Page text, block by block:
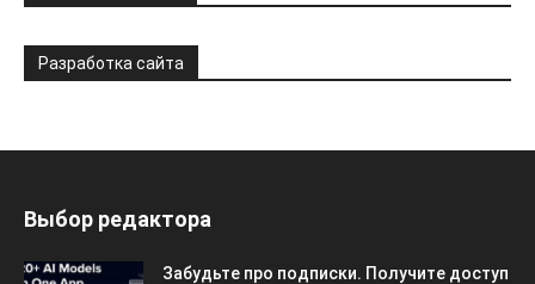
Разработка сайта
Выбор редактора
Забудьте про подписки. Получите доступ